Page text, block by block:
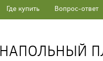
Где купить Вопрос-ответ
НАПОЛЬНЫЙ